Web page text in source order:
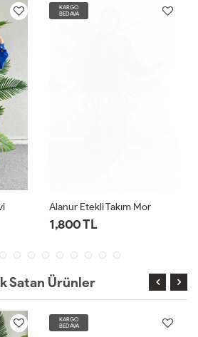
KARGO
BEDAVA
Alanur Etekli Takım Mor
1,800 TL
Satan Ürünler
KARGO
BEDAVA